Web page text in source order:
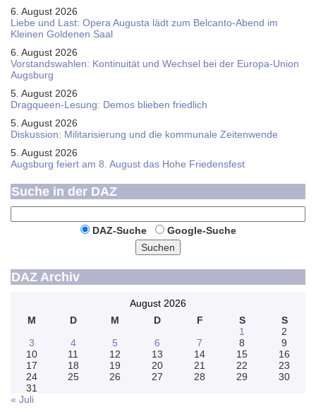
6. August 2026
Liebe und Last: Opera Augusta lädt zum Belcanto-Abend im
Kleinen Goldenen Saal
6. August 2026
Vorstandswahlen: Kontinuität und Wechsel bei der Europa-Union
Augsburg
5. August 2026
Dragqueen-Lesung: Demos blieben friedlich
5. August 2026
Diskussion: Mi­li­ta­ri­sie­rung und die kommunale Zeitenwende
5. August 2026
Augsburg feiert am 8. August das Hohe Friedensfest
Suche in der DAZ
DAZ-Suche
Google-Suche
Suchen
DAZ Archiv
August 2026
M
D M D F S
S
1
2
3
4 5 6 7 8
9
10
11 12 13 14 15
16
17
18 19 20 21 22
23
24
25 26 27 28 29
30
31
« Juli